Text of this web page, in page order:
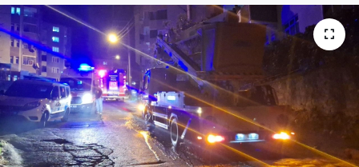
Magazin
Medya
Mizah
Röportaj